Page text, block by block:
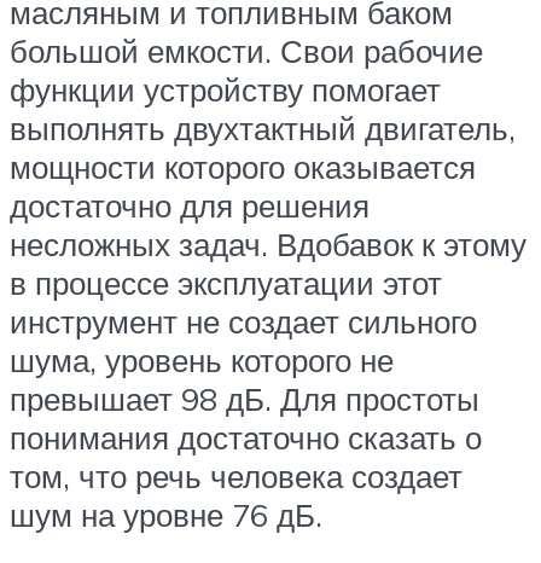
масляным и топливным баком
большой емкости. Свои рабочие
функции устройству помогает
выполнять двухтактный двигатель,
мощности которого оказывается
достаточно для решения
несложных задач. Вдобавок к этому
в процессе эксплуатации этот
инструмент не создает сильного
шума, уровень которого не
превышает 98 дБ. Для простоты
понимания достаточно сказать о
том, что речь человека создает
шум на уровне 76 дБ.